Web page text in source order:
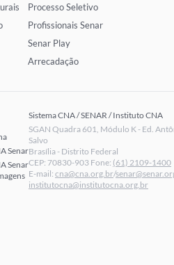
Processo Seletivo
Profissionais Senar
Senar Play
Arrecadação
Senar
Senar
Sistema CNA / SENAR / Instituto CNA
SGAN Quadra 601, Módulo K - Ed.
Salvo
Brasília - Distrito Federal
CEP: 70830-903 Fone: (61) 2109-1400
E-mail: cna@cna.org.br/
institutocna@institutocna.org.br